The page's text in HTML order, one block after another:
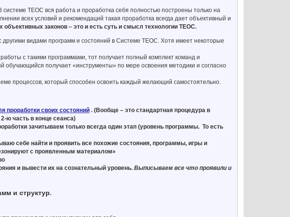
ТЕОС вся работа и проработка себя полностью построены только на
всех условий и рекомендаций такая проработка всегда дает объективный и
объективных законов – это и есть суть и смысл технологии ТЕОС.
видами программ и состояний в Системе ТЕОС. Хотя имеет некоторые
с такими программами, тот получает полный комплект команд и
обучающийся получает «инструменты» по мере освоения методики и согласно
процессов, который способен освоить каждый желающий самостоятельно.
проработки своих состояний . (Вообще – это стандартная процедура в
ю часть в конце сеанса)
зачитываем только всегда один этап (уровень программы. То есть
себе найти и проявить все похожие состояния, программы, игры и
с проявленным материалом»
и вывести их на сознательный уровень.Выписываем все что проявили и
и структур.